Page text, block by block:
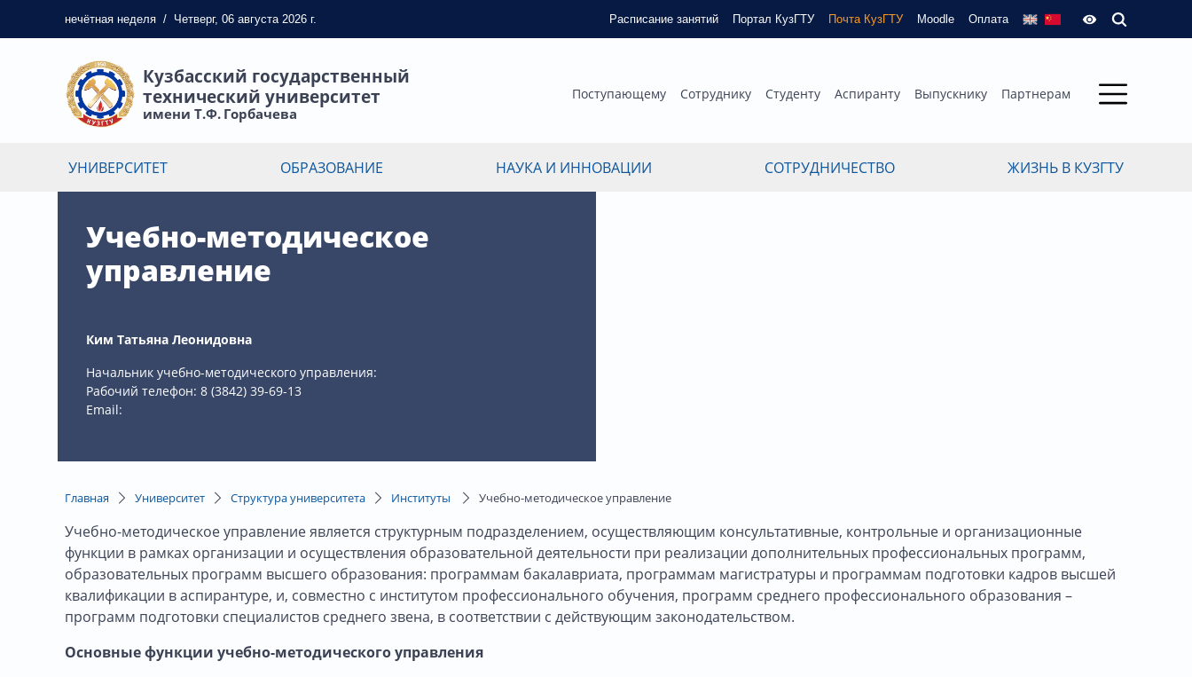
нечётная неделя / Четверг, 06 августа 2026 г. Расписание занятий Портал КузГТУ Почта КузГТУ Moodle Оплата
Кузбасский государственный
технический университет
имени Т.Ф. Горбачева
Поступающему Сотруднику Студенту Аспиранту Выпускнику Партнерам
УНИВЕРСИТЕТ ОБРАЗОВАНИЕ НАУКА И ИННОВАЦИИ СОТРУДНИЧЕСТВО ЖИЗНЬ В КУЗГТУ
Учебно-методическое
управление
Ким Татьяна Леонидовна
Начальник учебно-методического управления:
Рабочий телефон: 8 (3842) 39-69-13
Email:
Главная Университет Структура университета Институты Учебно-методическое управление
Учебно-методическое управление является структурным подразделением, осуществляющим консультативные, контрольные и организационные
функции в рамках организации и осуществления образовательной деятельности при реализации дополнительных профессиональных программ,
образовательных программ высшего образования: программам бакалавриата, программам магистратуры и программам подготовки кадров высшей
квалификации в аспирантуре, и, совместно с институтом профессионального обучения, программ среднего профессионального образования –
программ подготовки специалистов среднего звена, в соответствии с действующим законодательством.
Основные функции учебно-методического управления